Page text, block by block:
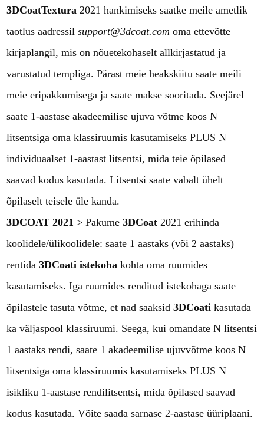
3DCoatTextura 2021 hankimiseks saatke meile ametlik
taotlus aadressilsupport@3dcoat.com oma ettevõtte
kirjaplangil, mis on nõuetekohaselt allkirjastatud ja
varustatud templiga. Pärast meie heakskiitu saate meili
meie eripakkumisega ja saate makse sooritada. Seejärel
saate 1-aastase akadeemilise ujuva võtme koos N
litsentsiga oma klassiruumis kasutamiseks PLUS N
individuaalset 1-aastast litsentsi, mida teie õpilased
saavad kodus kasutada. Litsentsi saate vabalt ühelt
õpilaselt teisele üle kanda.
3DCOAT 2021 > Pakume3DCoat 2021 erihinda
koolidele/ülikoolidele: saate 1 aastaks (või 2 aastaks)
rentida3DCoati istekoha kohta oma ruumides
kasutamiseks. Iga ruumides renditud istekohaga saate
õpilastele tasuta võtme, et nad saaksid3DCoati kasutada
ka väljaspool klassiruumi. Seega, kui omandate N litsentsi
1 aastaks rendi, saate 1 akadeemilise ujuvvõtme koos N
litsentsiga oma klassiruumis kasutamiseks PLUS N
isikliku 1-aastase rendilitsentsi, mida õpilased saavad
kodus kasutada. Võite saada sarnase 2-aastase üüriplaani.